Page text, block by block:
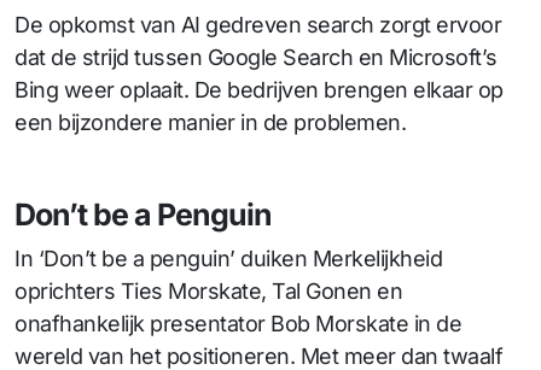
De opkomst van AI gedreven search zorgt ervoor
dat de strijd tussen Google Search en Microsoft’s
Bing weer oplaait. De bedrijven brengen elkaar op
een bijzondere manier in de problemen.
Don’t be a Penguin
In ‘Don’t be a penguin’ duiken Merkelijkheid
oprichters Ties Morskate, Tal Gonen en
onafhankelijk presentator Bob Morskate in de
wereld van het positioneren. Met meer dan twaalf